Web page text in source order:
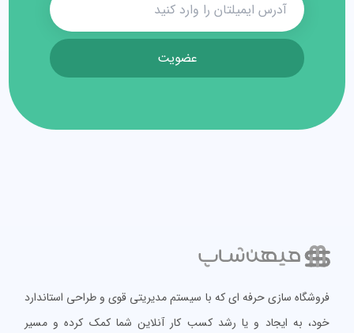
عضویت
فروشگاه سازی حرفه ای که با سیستم مدیریتی قوی و طراحی استاندارد
خود، به ایجاد و یا رشد کسب کار آنلاین شما کمک کرده و مسیر